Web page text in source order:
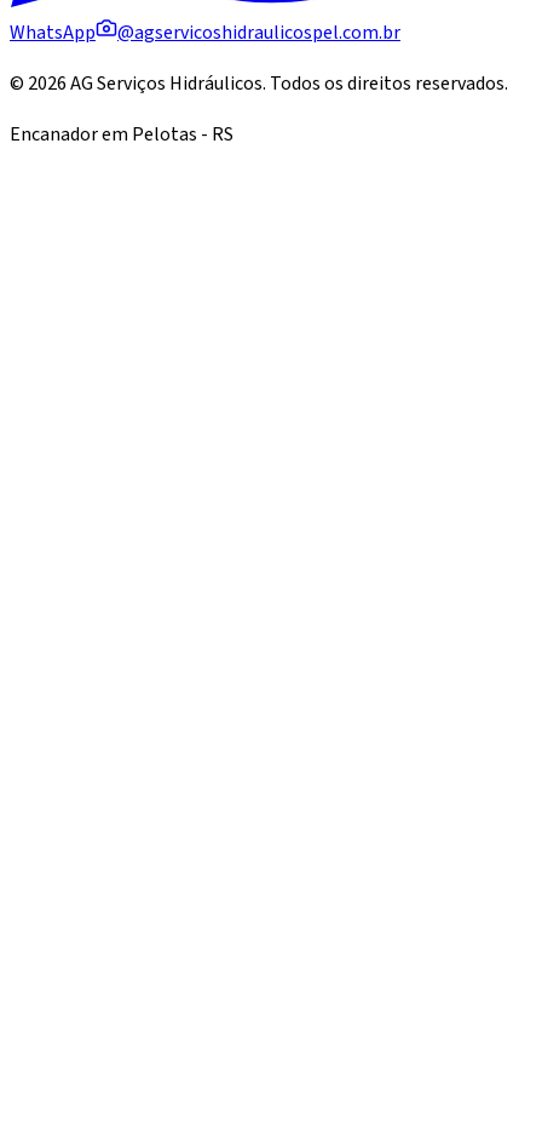
WhatsApp
@agservicoshidraulicospel.com.br
© 2026AG Serviços Hidráulicos. Todos os direitos reservados.
Encanador em Pelotas - RS